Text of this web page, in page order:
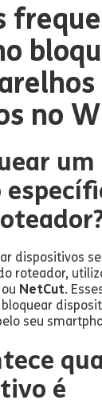
no
um
dispositivos
roteador,
ou NetCut.
seu
é